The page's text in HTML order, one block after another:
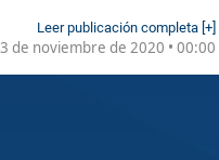
Leer publicación completa [+]
de noviembre de 2020 • 00:00